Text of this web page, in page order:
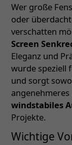
Wer große
oder
verschatten
Screen
Eleganz und
wurde speziell
und sorgt
windstabiles
Projekte.
Wichtige